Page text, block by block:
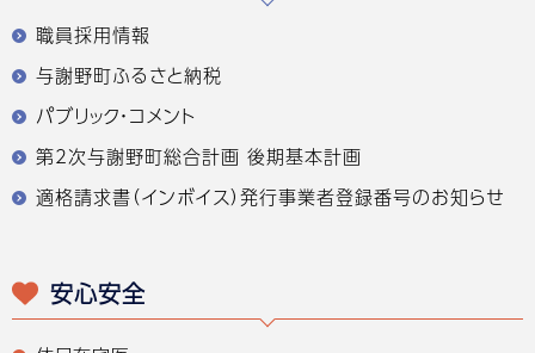
職員採用情報
与謝野町ふるさと納税
パブリック・コメント
第2次与謝野町総合計画 後期基本計画
適格請求書（インボイス）発行事業者登録番号のお知らせ
安心安全